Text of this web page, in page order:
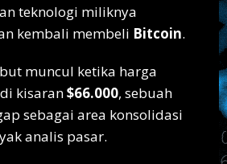
teknologi miliknya
kembali membeli Bitcoin.
muncul ketika harga
kisaran$66.000, sebuah
sebagai area konsolidasi
analis pasar.